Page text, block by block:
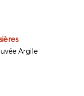
Argile